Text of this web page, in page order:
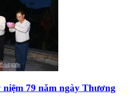
79 năm ngày Thương